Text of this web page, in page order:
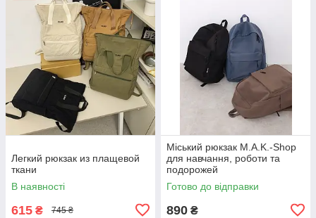
Легкий рюкзак из плащевой
ткани
В наявності
615 ₴ 745 ₴
Міський рюкзак M.A.K.-Shop
для навчання, роботи та
подорожей
Готово до відправки
890 ₴